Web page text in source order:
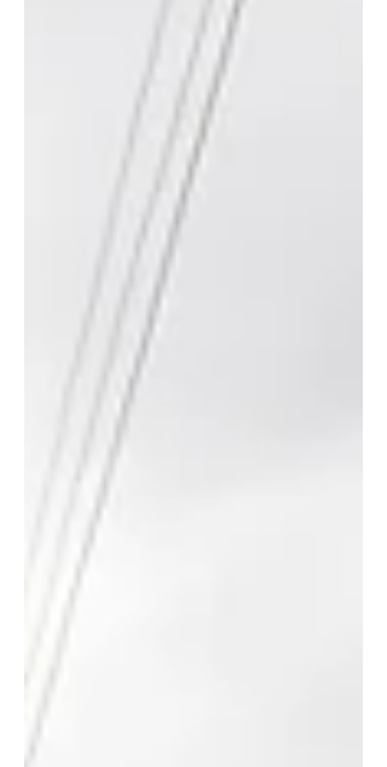
emocionante e gratificante para...